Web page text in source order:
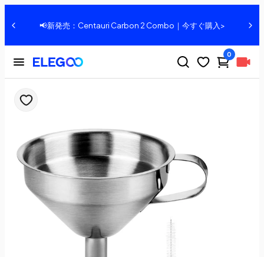
📢新発売：Centauri Carbon 2 Combo｜今すぐ購入>
0